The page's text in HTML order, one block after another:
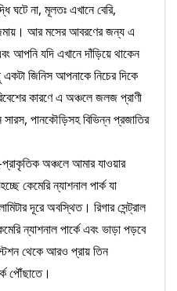
ঘটে না, মূলতঃ এখানে বেরি,
আর মসের আবরণের জন্য এ
আপনি যদি এখানে দাঁড়িয়ে থাকেন
জিনিস আপনাকে নিচের দিকে
কারণে এ অঞ্চলে জলজ প্রাণী
সারস, পানকৌড়িসহ বিভিন্ন প্রজাতির
অঞ্চলে আমার যাওয়ার
কেমেরি ন্যাশনাল পার্ক যা
দূরে অবস্থিত। রিগার সেন্ট্রাল
ন্যাশনাল পার্কে এবং ভাড়া পড়বে
থেকে আরও প্রায় তিন
পৌঁছাতে।